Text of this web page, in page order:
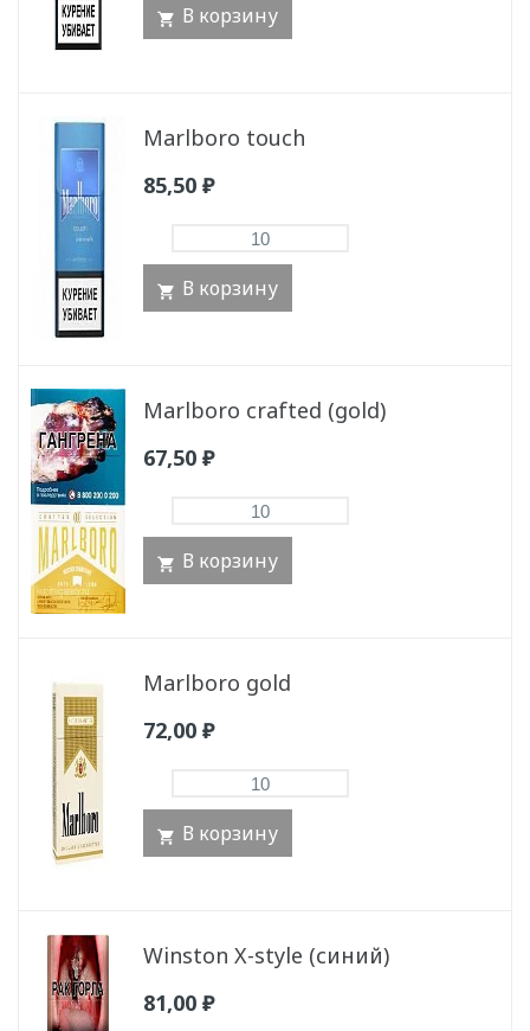
В корзину
Marlboro touch
85,50 ₽
В корзину
Marlboro crafted (gold)
67,50 ₽
В корзину
Marlboro gold
72,00 ₽
В корзину
Winston X-style (синий)
81,00 ₽